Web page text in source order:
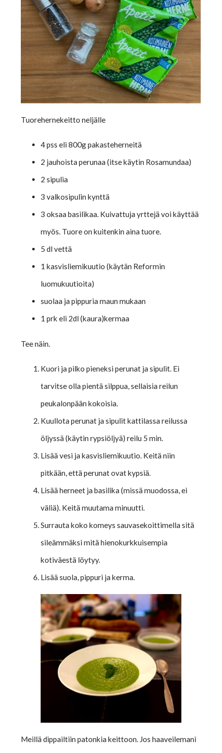
Tuorehernekeitto neljälle
4 pss eli 800g pakasteherneitä
2 jauhoista perunaa (itse käytin Rosamundaa)
2 sipulia
3 valkosipulin kynttä
3 oksaa basilikaa. Kuivattuja yrttejä voi käyttää
myös. Tuore on kuitenkin aina tuore.
5 dl vettä
1 kasvisliemikuutio (käytän Reformin
luomukuutioita)
suolaa ja pippuria maun mukaan
1 prk eli 2dl (kaura)kermaa
Tee näin.
Kuori ja pilko pieneksi perunat ja sipulit. Ei
tarvitse olla pientä silppua, sellaisia reilun
peukalonpään kokoisia.
Kuullota perunat ja sipulit kattilassa reilussa
öljyssä (käytin rypsiöljyä) reilu 5 min.
Lisää vesi ja kasvisliemikuutio. Keitä niin
pitkään, että perunat ovat kypsiä.
Lisää herneet ja basilika (missä muodossa, ei
väliä). Keitä muutama minuutti.
Surrauta koko komeys sauvasekoittimella sitä
sileämmäksi mitä hienokurkkuisempia
kotiväestä löytyy.
Lisää suola, pippuri ja kerma.
Meillä dippailtiin patonkia keittoon. Jos haaveilemani